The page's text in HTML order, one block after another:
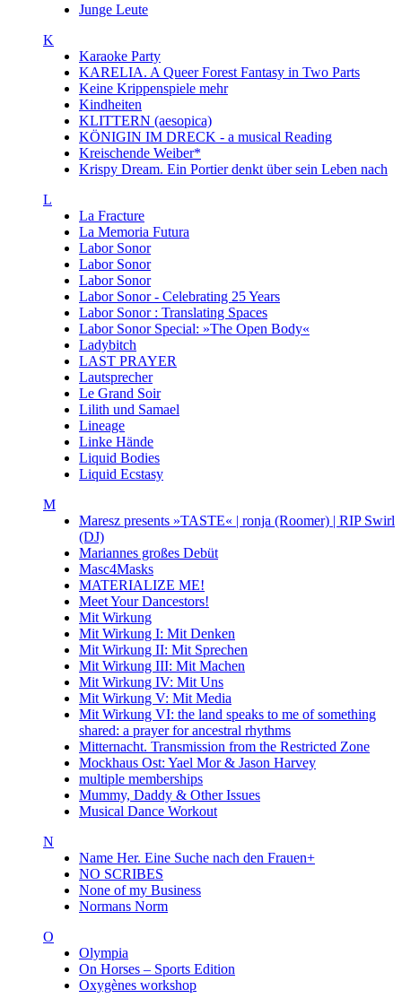
Junge Leute
K
Karaoke Party
KARELIA. A Queer Forest Fantasy in Two Parts
Keine Krippenspiele mehr
Kindheiten
KLITTERN (aesopica)
KÖNIGIN IM DRECK - a musical Reading
Kreischende Weiber*
Krispy Dream. Ein Portier denkt über sein Leben nach
L
La Fracture
La Memoria Futura
Labor Sonor
Labor Sonor
Labor Sonor
Labor Sonor - Celebrating 25 Years
Labor Sonor : Translating Spaces
Labor Sonor Special: »The Open Body«
Ladybitch
LAST PRAYER
Lautsprecher
Le Grand Soir
Lilith und Samael
Lineage
Linke Hände
Liquid Bodies
Liquid Ecstasy
M
Maresz presents »TASTE« | ronja (Roomer) | RIP Swirl
(DJ)
Mariannes großes Debüt
Masc4Masks
MATERIALIZE ME!
Meet Your Dancestors!
Mit Wirkung
Mit Wirkung I: Mit Denken
Mit Wirkung II: Mit Sprechen
Mit Wirkung III: Mit Machen
Mit Wirkung IV: Mit Uns
Mit Wirkung V: Mit Media
Mit Wirkung VI: the land speaks to me of something
shared: a prayer for ancestral rhythms
Mitternacht. Transmission from the Restricted Zone
Mockhaus Ost: Yael Mor & Jason Harvey
multiple memberships
Mummy, Daddy & Other Issues
Musical Dance Workout
N
Name Her. Eine Suche nach den Frauen+
NO SCRIBES
None of my Business
Normans Norm
O
Olympia
On Horses – Sports Edition
Oxygènes workshop